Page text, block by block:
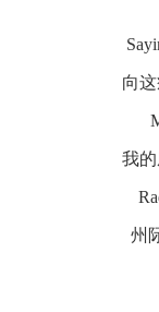
向
我
州